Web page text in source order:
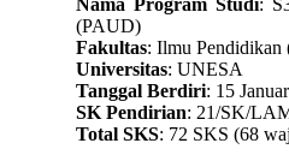
Nama Program Studi:
(PAUD)
Fakultas: Ilmu Pendidikan
Universitas: UNESA
Tanggal Berdiri: 15
SK Pendirian: 21/SK/
Total SKS: 72 SKS (68